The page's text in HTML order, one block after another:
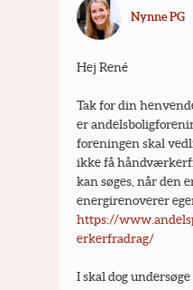
Nynne PG
Hej René
Tak for din
er
foreningen skal
ikke få
kan søges, når den
https://
erkerfradrag/
I skal dog